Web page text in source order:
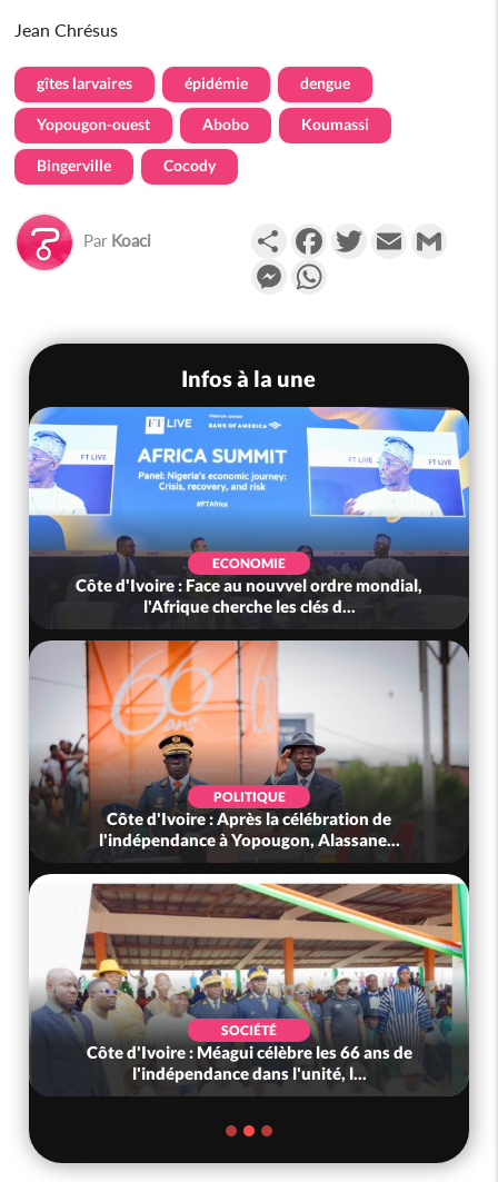
Jean Chrésus
gîtes larvaires épidémie dengue
Yopougon-ouest Abobo Koumassi
Bingerville Cocody
Par Koaci PartagerFacebookTwitterEmail
Messenger
Infos à la une
ECONOMIE
Côte d'Ivoire : Face au nouvvel ordre mondial,
l'Afrique cherche les clés d...
POLITIQUE
Côte d'Ivoire : Après la célébration de
l'indépendance à Yopougon, Alassane...
SOCIÉTÉ
Côte d'Ivoire : Méagui célèbre les 66 ans de
l'indépendance dans l'unité, l...